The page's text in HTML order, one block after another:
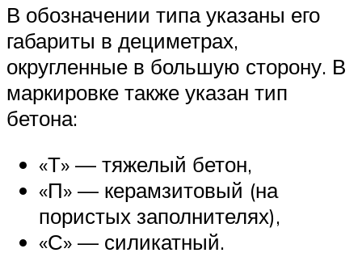
В обозначении типа указаны его
габариты в дециметрах,
округленные в большую сторону. В
маркировке также указан тип
бетона:
«Т» — тяжелый бетон,
«П» — керамзитовый (на
пористых заполнителях),
«С» — силикатный.